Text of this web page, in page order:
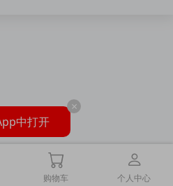
购物车 个人中心
中打开
×